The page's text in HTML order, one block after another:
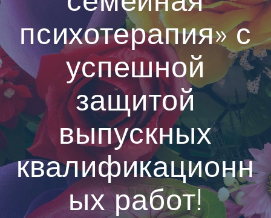
психотерапия» с
успешной
защитой
выпускных
квалификационн
ых работ!